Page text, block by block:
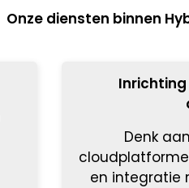
Onze diensten binnen
Inrichting
Denk
en integratie